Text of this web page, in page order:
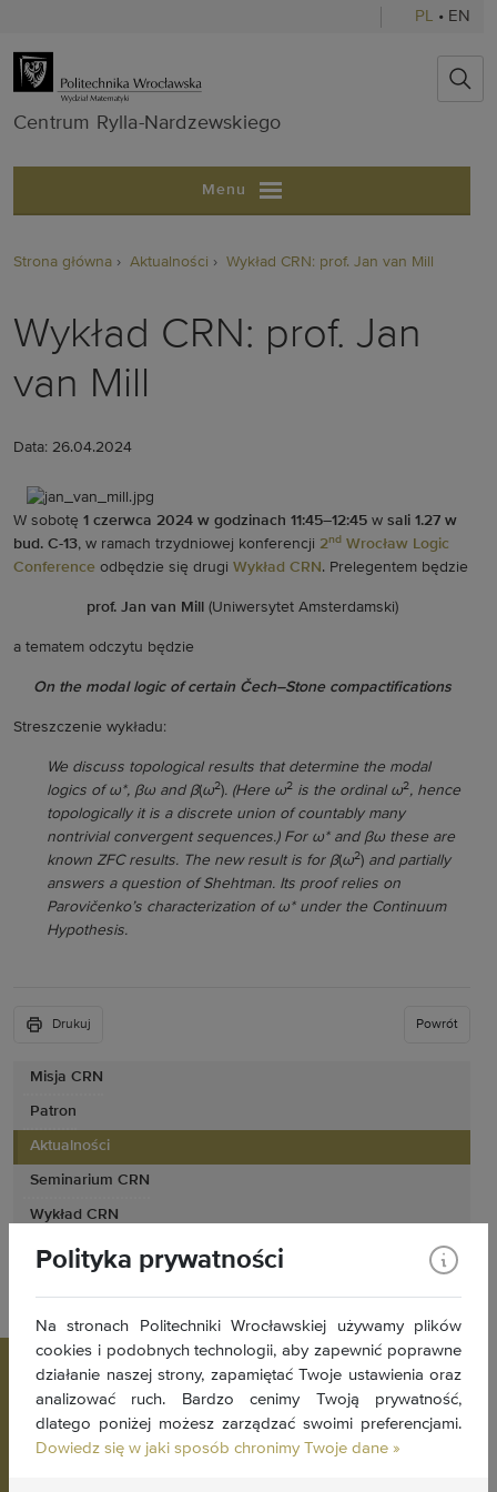
PL • EN
Centrum
Centrum Rylla-Nardzewskiego
Menu
Misja CRN
Patron
Aktualności
Seminarium CRN
Wykład CRN
Ryll-Nardzewski Day
Strona główna Aktualności Wykład CRN: prof. Jan van Mill
Wykład CRN: prof. Jan
van Mill
Data: 26.04.2024
W sobotę 1 czerwca 2024 w godzinach 11:45–12:45 w sali 1.27 w
bud. C-13, w ramach trzydniowej konferencji 2nd Wrocław Logic
Conference odbędzie się drugi Wykład CRN . Prelegentem będzie
prof. Jan van Mill (Uniwersytet Amsterdamski)
a tematem odczytu będzie
On the modal logic of certain Čech–Stone compactifications
Streszczenie wykładu:
We discuss topological results that determine the modal
logics of ω*, βω and β(ω2). (Here ω2 is the ordinal ω2, hence
topologically it is a discrete union of countably many
nontrivial convergent sequences.) For ω* and βω these are
known ZFC results. The new result is for β(ω2) and partially
answers a question of Shehtman. Its proof relies on
Parovičenko’s characterization of ω* under the Continuum
Hypothesis.
Drukuj Powrót
Polityka prywatności
Na stronach Politechniki Wrocławskiej używamy plików
cookies i podobnych technologii, aby zapewnić poprawne
działanie naszej strony, zapamiętać Twoje ustawienia oraz
analizować ruch. Bardzo cenimy Twoją prywatność,
dlatego poniżej możesz zarządzać swoimi preferencjami.
Dowiedz się w jaki sposób chronimy Twoje dane »